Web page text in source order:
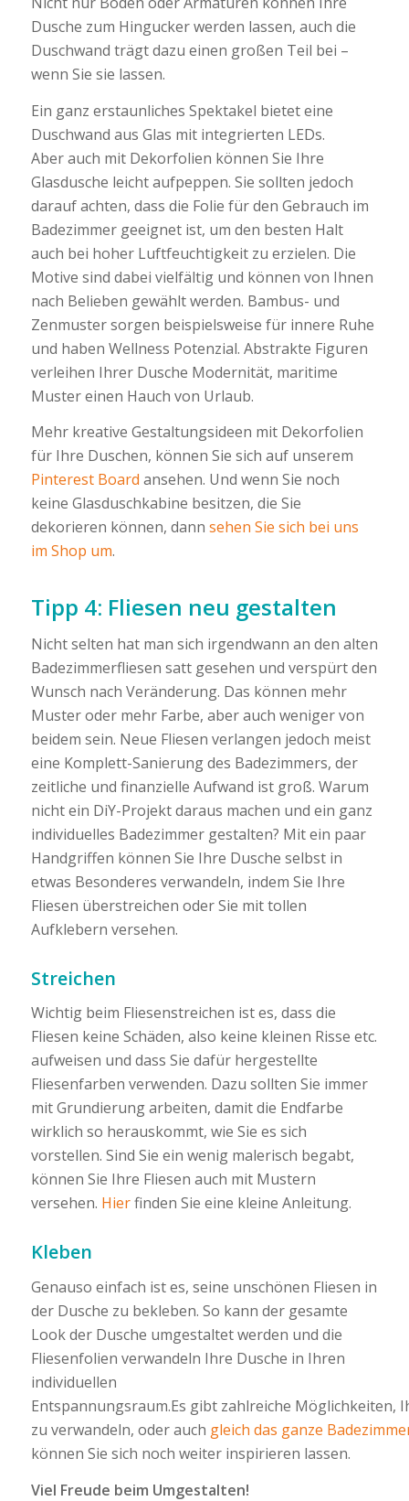
Dusche zum Hingucker werden lassen, auch die
Duschwand trägt dazu einen großen Teil bei –
wenn Sie sie lassen.
Ein ganz erstaunliches Spektakel bietet eine
Duschwand aus Glas mit integrierten LEDs.
Aber auch mit Dekorfolien können Sie Ihre
Glasdusche leicht aufpeppen. Sie sollten jedoch
darauf achten, dass die Folie für den Gebrauch im
Badezimmer geeignet ist, um den besten Halt
auch bei hoher Luftfeuchtigkeit zu erzielen. Die
Motive sind dabei vielfältig und können von Ihnen
nach Belieben gewählt werden. Bambus- und
Zenmuster sorgen beispielsweise für innere Ruhe
und haben Wellness Potenzial. Abstrakte Figuren
verleihen Ihrer Dusche Modernität, maritime
Muster einen Hauch von Urlaub.
Mehr kreative Gestaltungsideen mit Dekorfolien
für Ihre Duschen, können Sie sich auf unserem
Pinterest Board ansehen. Und wenn Sie noch
keine Glasduschkabine besitzen, die Sie
dekorieren können, dann sehen Sie sich bei uns
im Shop um.
Tipp 4: Fliesen neu gestalten
Nicht selten hat man sich irgendwann an den alten
Badezimmerfliesen satt gesehen und verspürt den
Wunsch nach Veränderung. Das können mehr
Muster oder mehr Farbe, aber auch weniger von
beidem sein. Neue Fliesen verlangen jedoch meist
eine Komplett-Sanierung des Badezimmers, der
zeitliche und finanzielle Aufwand ist groß. Warum
nicht ein DiY-Projekt daraus machen und ein ganz
individuelles Badezimmer gestalten? Mit ein paar
Handgriffen können Sie Ihre Dusche selbst in
etwas Besonderes verwandeln, indem Sie Ihre
Fliesen überstreichen oder Sie mit tollen
Aufklebern versehen.
Streichen
Wichtig beim Fliesenstreichen ist es, dass die
Fliesen keine Schäden, also keine kleinen Risse etc.
aufweisen und dass Sie dafür hergestellte
Fliesenfarben verwenden. Dazu sollten Sie immer
mit Grundierung arbeiten, damit die Endfarbe
wirklich so herauskommt, wie Sie es sich
vorstellen. Sind Sie ein wenig malerisch begabt,
können Sie Ihre Fliesen auch mit Mustern
versehen. Hierfinden Sie eine kleine Anleitung.
Kleben
Genauso einfach ist es, seine unschönen Fliesen in
der Dusche zu bekleben. So kann der gesamte
Look der Dusche umgestaltet werden und die
Fliesenfolien verwandeln Ihre Dusche in Ihren
individuellen
Entspannungsraum.Es gibt zahlreiche Möglichkeiten,
zu verwandeln, oder auch gleich das ganze
können Sie sich noch weiter inspirieren lassen.
Viel Freude beim Umgestalten!